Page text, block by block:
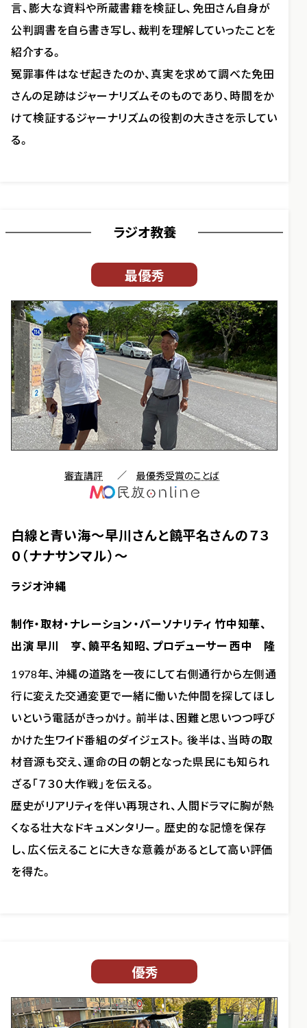
言、膨大な資料や所蔵書籍を検証し、免田さん自身が
公判調書を自ら書き写し、裁判を理解していったことを
紹介する。
冤罪事件はなぜ起きたのか、真実を求めて調べた免田
さんの足跡はジャーナリズムそのものであり、時間をか
けて検証するジャーナリズムの役割の大きさを示してい
る。
ラジオ教養
最優秀
審査講評 ／最優秀受賞のことば
白線と青い海～早川さんと饒平名さんの７３
０（ナナサンマル）～
ラジオ沖縄
制作・取材・ナレーション・パーソナリティ 竹中知華、
出演 早川 亨、饒平名知昭、プロデューサー 西中 隆
1978年、沖縄の道路を一夜にして右側通行から左側通
行に変えた交通変更で一緒に働いた仲間を探してほし
いという電話がきっかけ。前半は、困難と思いつつ呼び
かけた生ワイド番組のダイジェスト。後半は、当時の取
材音源も交え、運命の日の朝となった県民にも知られ
ざる「７３０大作戦」を伝える。
歴史がリアリティを伴い再現され、人間ドラマに胸が熱
くなる壮大なドキュメンタリー。歴史的な記憶を保存
し、広く伝えることに大きな意義があるとして高い評価
を得た。
優秀